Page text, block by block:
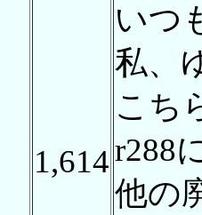
1,614
いつ
私、
こち
r288
他の